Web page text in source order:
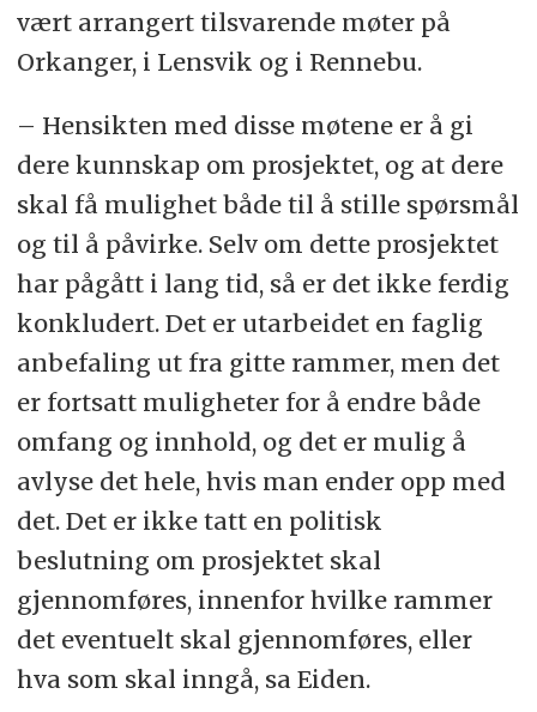
vært arrangert tilsvarende møter på
Orkanger, i Lensvik og i Rennebu.
– Hensikten med disse møtene er å gi
dere kunnskap om prosjektet, og at dere
skal få mulighet både til å stille spørsmål
og til å påvirke. Selv om dette prosjektet
har pågått i lang tid, så er det ikke ferdig
konkludert. Det er utarbeidet en faglig
anbefaling ut fra gitte rammer, men det
er fortsatt muligheter for å endre både
omfang og innhold, og det er mulig å
avlyse det hele, hvis man ender opp med
det. Det er ikke tatt en politisk
beslutning om prosjektet skal
gjennomføres, innenfor hvilke rammer
det eventuelt skal gjennomføres, eller
hva som skal inngå, sa Eiden.